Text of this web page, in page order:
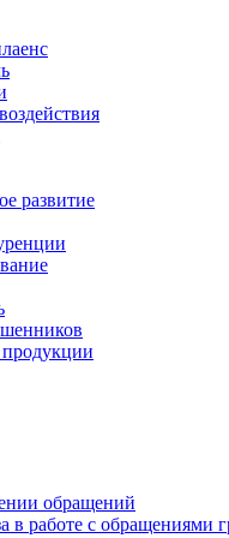
развитие
обращений
в работе с обращениями